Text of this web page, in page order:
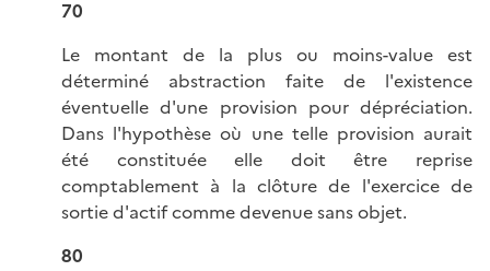
70
Le montant de la plus ou moins-value est
déterminé abstraction faite de l'existence
éventuelle d'une provision pour dépréciation.
Dans l'hypothèse où une telle provision aurait
été constituée elle doit être reprise
comptablement à la clôture de l'exercice de
sortie d'actif comme devenue sans objet.
80